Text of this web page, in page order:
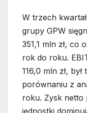
W trzech
grupy GPW
351,1 mln zł, co
rok do roku.
116,0 mln zł,
porównaniu z
roku. Zysk netto